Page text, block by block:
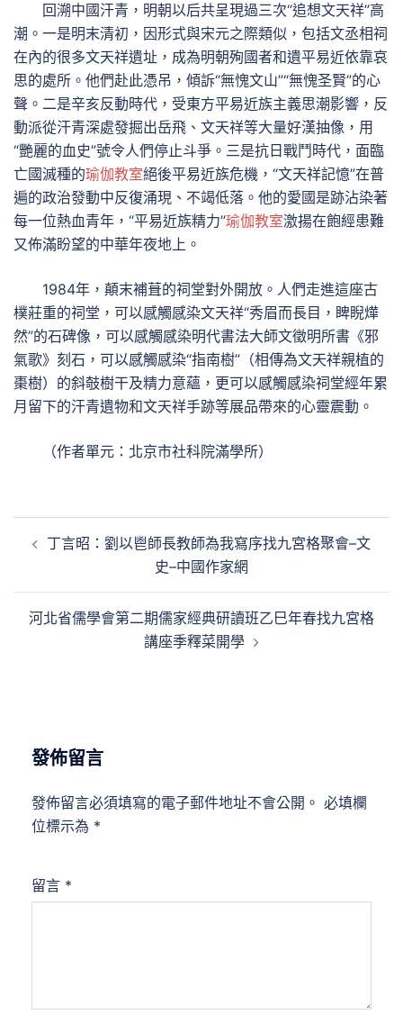
回溯中國汗青，明朝以后共呈現過三次“追想文天祥”高
潮。一是明末清初，因形式與宋元之際類似，包括文丞相祠
在內的很多文天祥遺址，成為明朝殉國者和遺平易近依靠哀
思的處所。他們赴此憑吊，傾訴“無愧文山”“無愧圣賢”的心
聲。二是辛亥反動時代，受東方平易近族主義思潮影響，反
動派從汗青深處發掘出岳飛、文天祥等大量好漢抽像，用
“艷麗的血史”號令人們停止斗爭。三是抗日戰鬥時代，面臨
亡國滅種的瑜伽教室絕後平易近族危機，“文天祥記憶”在普
遍的政治發動中反復涌現、不竭低落。他的愛國是跡沾染著
每一位熱血青年，“平易近族精力”瑜伽教室激揚在飽經患難
又佈滿盼望的中華年夜地上。
1984年，顛末補葺的祠堂對外開放。人們走進這座古
樸莊重的祠堂，可以感觸感染文天祥“秀眉而長目，睥睨燁
然”的石碑像，可以感觸感染明代書法大師文徵明所書《邪
氣歌》刻石，可以感觸感染“指南樹”（相傳為文天祥親植的
棗樹）的斜攲樹干及精力意蘊，更可以感觸感染祠堂經年累
月留下的汗青遺物和文天祥手跡等展品帶來的心靈震動。
（作者單元：北京市社科院滿學所）
章
覽
丁言昭：劉以鬯師長教師為我寫序找九宮格聚會–文
史–中國作家網
河北省儒學會第二期儒家經典研讀班乙巳年春找九宮格
講座季釋菜開學
發佈留言
發佈留言必須填寫的電子郵件地址不會公開。 必填欄
位標示為 *
留言 *